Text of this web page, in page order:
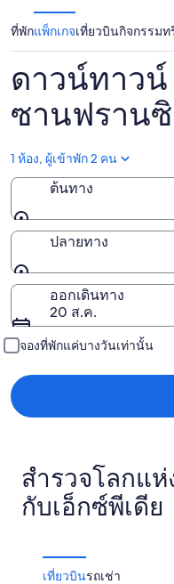
ส.ค.
-
ส.ค.
พรุ่ง
ส.ค.
-
8
สำหรับ
สุด
นี้,
7
ส.ค.
9
ส.ค.
ทาวน์
ซานฟรานซิสโก
สำหรับ
สุด
หน้า,
ส.ค.
-
ส.ค.
ที่พักแพ็กเกจเที่ยวบินกิจกรรมท
ดาวน์ทาวน์
ซานฟราน
1 ห้อง, ผู้เข้าพัก 2 คน
ต้นทาง
ต้นทาง
ปลายทาง
ปลายทาง
ออกเดินทาง
20 ส.ค.
จองที่พักแค่บางวันเท่านั้น
สำรวจโลกแห่
กับเอ็กซ์พีเดีย
เที่ยวบินรถเช่า